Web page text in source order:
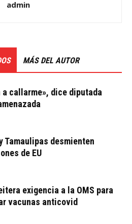
admin
MÁS DEL AUTOR
a callarme», dice diputada
Tamaulipas desmienten
de EU
exigencia a la OMS para
vacunas anticovid